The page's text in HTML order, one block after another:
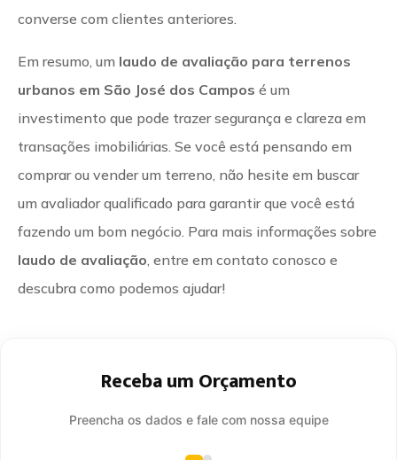
converse com clientes anteriores.
Em resumo, um laudo de avaliação para terrenos
urbanos em São José dos Campos é um
investimento que pode trazer segurança e clareza em
transações imobiliárias. Se você está pensando em
comprar ou vender um terreno, não hesite em buscar
um avaliador qualificado para garantir que você está
fazendo um bom negócio. Para mais informações sobre
laudo de avaliação , entre em contato conosco e
descubra como podemos ajudar!
Receba um Orçamento
Preencha os dados e fale com nossa equipe